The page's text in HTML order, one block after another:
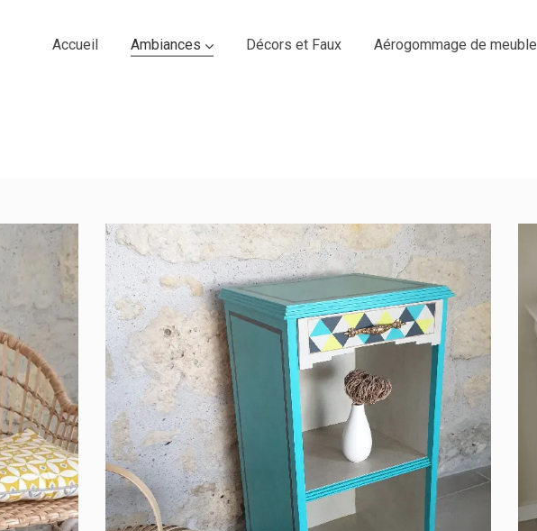
Accueil Ambiances Décors et Faux Aérogommage de meuble
CHEVET STYLE ART DECO
Contemporain